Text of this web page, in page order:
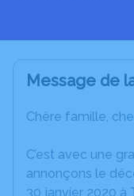
Message de
Chère famille,
C’est avec une
annonçons le
30 janvier 2020 à